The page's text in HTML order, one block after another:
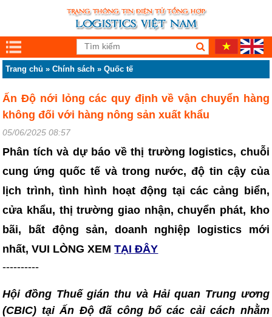
Trang chủ »Chính sách »Quốc tế
Ấn Độ nới lỏng các quy định về vận chuyển hàng
không đối với hàng nông sản xuất khẩu
05/06/2025 08:57
Phân tích và dự báo về thị trường logistics, chuỗi
cung ứng quốc tế và trong nước, độ tin cậy của
lịch trình, tình hình hoạt động tại các cảng biển,
cửa khẩu, thị trường giao nhận, chuyển phát, kho
bãi, bất động sản, doanh nghiệp logistics mới
nhất, VUI LÒNG XEM TẠI ĐÂY
----------
Hội đồng Thuế gián thu và Hải quan Trung ương
(CBIC) tại Ấn Độ đã công bố các cải cách nhằm